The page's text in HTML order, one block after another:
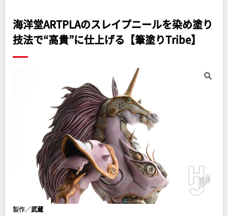
海洋堂ARTPLAのスレイプニールを染め塗り
技法で“高貴”に仕上げる【筆塗りTribe】
製作／武蔵